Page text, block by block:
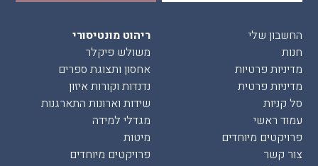
החשבון שלי
חנות
מדיניות פרטיות
מדיניות פרטית
סל קניות
עמוד ראשי
פרויקטים מיוחדים
צור קשר
ריהוט מונטיסורי
משולש פיקלר
אחסון ותצוגת ספרים
נדנדות וקורות איזון
שידות וארונות התארגנות
מגדלי למידה
מיטות
פרויקטים מיוחדים